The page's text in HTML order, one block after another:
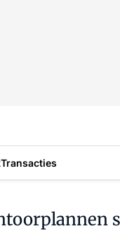
Transacties